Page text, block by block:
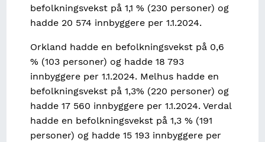
befolkningsvekst på 1,1 % (230 personer) og
hadde 20 574 innbyggere per 1.1.2024.
Orkland hadde en befolkningsvekst på 0,6
% (103 personer) og hadde 18 793
innbyggere per 1.1.2024. Melhus hadde en
befolkningsvekst på 1,3% (220 personer) og
hadde 17 560 innbyggere per 1.1.2024. Verdal
hadde en befolkningsvekst på 1,3 % (191
personer) og hadde 15 193 innbyggere per